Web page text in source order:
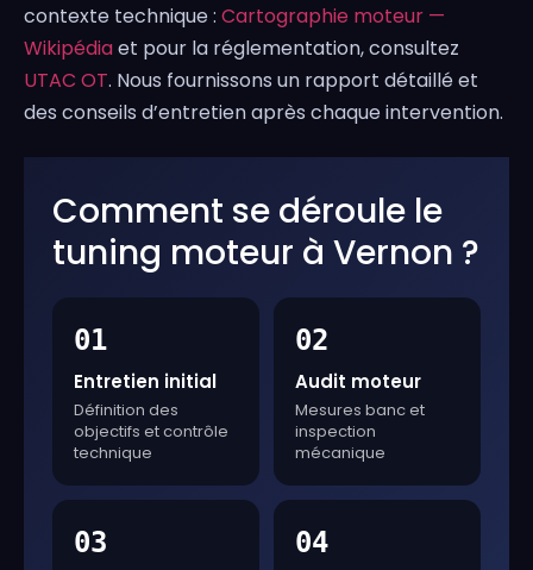
contexte technique : Cartographie moteur —
Wikipédiaet pour la réglementation, consultez
UTAC OT. Nous fournissons un rapport détaillé et
des conseils d’entretien après chaque intervention.
Comment se déroule le
tuning moteur à Vernon ?
01
Entretien initial
Définition des
objectifs et contrôle
technique
02
Audit moteur
Mesures banc et
inspection
mécanique
03 04